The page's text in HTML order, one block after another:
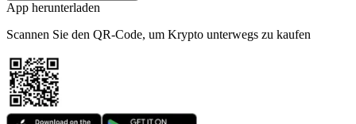
App herunterladen
Scannen Sie den QR-Code, um Krypto unterwegs zu kaufen